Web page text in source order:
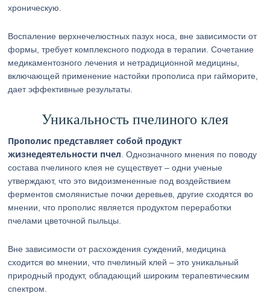
хроническую.
Воспаление верхнечелюстных пазух носа, вне зависимости от
формы, требует комплексного подхода в терапии. Сочетание
медикаментозного лечения и нетрадиционной медицины,
включающей применение настойки прополиса при гайморите,
дает эффективные результаты.
Уникальность пчелиного клея
Прополис представляет собой продукт
жизнедеятельности пчел . Однозначного мнения по поводу
состава пчелиного клея не существует – одни ученые
утверждают, что это видоизмененные под воздействием
ферментов смолянистые почки деревьев, другие сходятся во
мнении, что прополис является продуктом переработки
пчелами цветочной пыльцы.
Вне зависимости от расхождения суждений, медицина
сходится во мнении, что пчелиный клей – это уникальный
природный продукт, обладающий широким терапевтическим
спектром.